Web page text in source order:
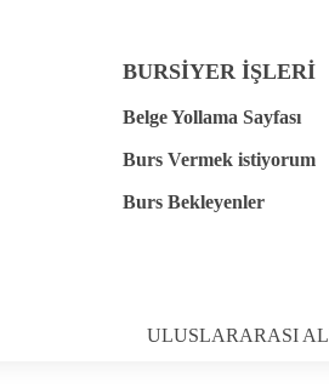
BURSİYER İŞLERİ
Belge Yollama Sayfası
Burs Vermek istiyorum
Burs Bekleyenler
ULUSLARARASI